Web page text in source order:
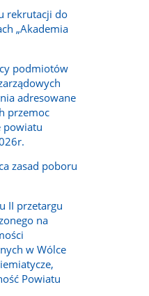
rekrutacji do
„Akademia
podmiotów
adresowane
przemoc
powiatu
zasad poboru
II przetargu
na
w Wólce
Powiatu